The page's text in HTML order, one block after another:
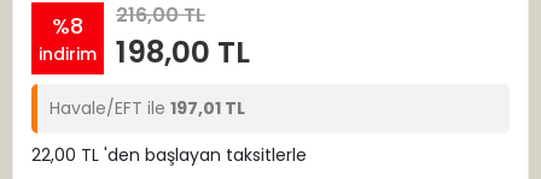
%8
indirim
216,00 TL
198,00 TL
Havale/EFT ile 197,01 TL
22,00 TL 'den başlayan taksitlerle